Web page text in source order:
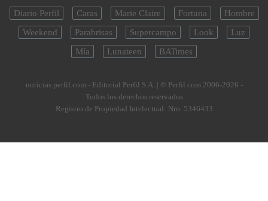
Diario Perfil Caras Marie Claire Fortuna
Hombre
Weekend
Parabrisas Supercampo Look
Luz
Mía
Lunateen BATimes
noticias.perfil.com - Editorial Perfil S.A. | © Perfil.com 2006-2026 -
Todos los derechos reservados
Registro de Propiedad Intelectual: Nro. 5346433